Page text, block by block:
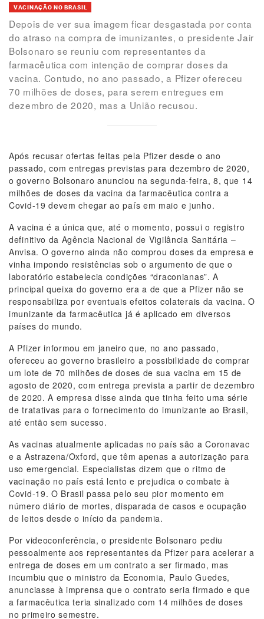
VACINAÇÃO NO BRASIL
Depois de ver sua imagem ficar desgastada por conta
do atraso na compra de imunizantes, o presidente Jair
Bolsonaro se reuniu com representantes da
farmacêutica com intenção de comprar doses da
vacina. Contudo, no ano passado, a Pfizer ofereceu
70 milhões de doses, para serem entregues em
dezembro de 2020, mas a União recusou.
Após recusar ofertas feitas pela Pfizer desde o ano
passado, com entregas previstas para dezembro de 2020,
o governo Bolsonaro anunciou na segunda-feira, 8, que 14
milhões de doses da vacina da farmacêutica contra a
Covid-19 devem chegar ao país em maio e junho.
A vacina é a única que, até o momento, possui o registro
definitivo da Agência Nacional de Vigilância Sanitária –
Anvisa. O governo ainda não comprou doses da empresa e
vinha impondo resistências sob o argumento de que o
laboratório estabelecia condições “draconianas”. A
principal queixa do governo era a de que a Pfizer não se
responsabiliza por eventuais efeitos colaterais da vacina. O
imunizante da farmacêutica já é aplicado em diversos
países do mundo.
A Pfizer informou em janeiro que, no ano passado,
ofereceu ao governo brasileiro a possibilidade de comprar
um lote de 70 milhões de doses de sua vacina em 15 de
agosto de 2020, com entrega prevista a partir de dezembro
de 2020. A empresa disse ainda que tinha feito uma série
de tratativas para o fornecimento do imunizante ao Brasil,
até então sem sucesso.
As vacinas atualmente aplicadas no país são a Coronavac
e a Astrazena/Oxford, que têm apenas a autorização para
uso emergencial. Especialistas dizem que o ritmo de
vacinação no país está lento e prejudica o combate à
Covid-19. O Brasil passa pelo seu pior momento em
número diário de mortes, disparada de casos e ocupação
de leitos desde o início da pandemia.
Por videoconferência, o presidente Bolsonaro pediu
pessoalmente aos representantes da Pfizer para acelerar a
entrega de doses em um contrato a ser firmado, mas
incumbiu que o ministro da Economia, Paulo Guedes,
anunciasse à imprensa que o contrato seria firmado e que
a farmacêutica teria sinalizado com 14 milhões de doses
no primeiro semestre.